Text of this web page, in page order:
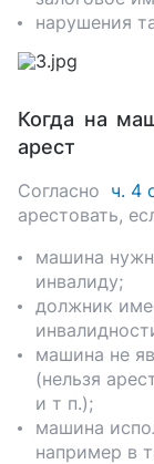
нарушения
Когда на
арест
Согласно ч. 4
арестовать,
машина
инвалиду;
должник
машина не
(нельзя
и т п.);
машина
например в